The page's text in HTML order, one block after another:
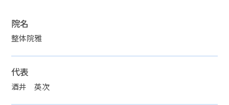
院名
整体院雅
代表
酒井 英次